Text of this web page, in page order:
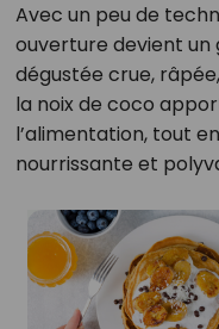
Avec un peu de
ouverture devient un
dégustée crue,
la noix de coco
l’alimentation, tout
nourrissante et